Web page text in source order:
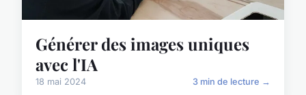
Générer des images uniques
avec l'IA
18 mai 2024 3 min de lecture →